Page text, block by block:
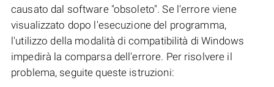
causato dal software "obsoleto". Se l'errore viene
visualizzato dopo l'esecuzione del programma,
l'utilizzo della modalità di compatibilità di Windows
impedirà la comparsa dell'errore. Per risolvere il
problema, seguite queste istruzioni: